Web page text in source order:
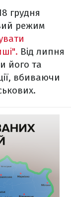
грудня
режим
Від липня
його та
вбиваючи